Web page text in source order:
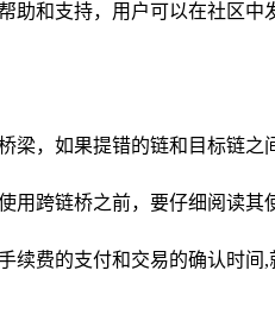
助和支持，用户可以在社区
，如果提错的链和目标链
跨链桥之前，要仔细阅读
费的支付和交易的确认时间,